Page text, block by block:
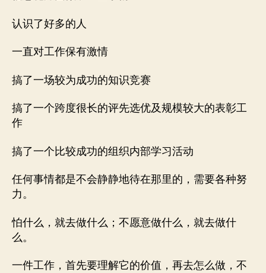
认识了好多的人
一直对工作保有激情
搞了一场较为成功的知识竞赛
搞了一个跨度很长的评先选优及规模较大的表彰工
作
搞了一个比较成功的组织内部学习活动
任何事情都是不会静静地待在那里的，需要各种努
力。
怕什么，就去做什么；不愿意做什么，就去做什
么。
一件工作，首先要理解它的价值，再去怎么做，不